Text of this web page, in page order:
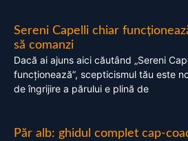
Sereni Capelli chiar
să comanzi
Dacă ai ajuns aici căutând „Sereni
funcționează”, scepticismul tău este
de îngrijire a părului e plină de
Păr alb: ghidul complet cap-